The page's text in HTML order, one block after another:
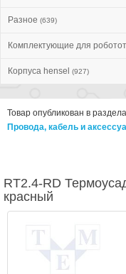
Разное (639)
Комплектующие для
Корпуса hensel (927)
Товар опубликован в
Провода, кабель и
RT2.4-RD
красный